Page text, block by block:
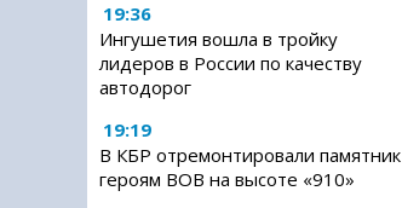
19:36
Ингушетия вошла в тройку
лидеров в России по качеству
автодорог
19:19
В КБР отремонтировали памятник
героям ВОВ на высоте «910»